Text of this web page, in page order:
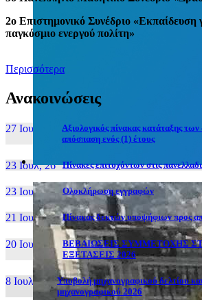
2ο Επιστημονικό Συνέδριο «Εκπαίδευση
παγκόσμιο ενεργού πολίτη»
Περισσότερα
Ανακοινώσεις
27 Ιουν, 26
Αξιολογικός πίνακας κατάταξης
απόσπαση ενός (1) έτους
23 Ιουλ, 26 Πίνακες επιτυχόντων στις
23 Ιουλ, 26 Ολοκλήρωση εγγραφών
21 Ιουλ, 26 Πίνακας δεκτών υποψήφιων προς
20 Ιουλ, 26
ΒΕΒΑΙΩΣΕΙΣ ΣΥΜΜΕΤΟΧΗΣ
ΕΞΕΤΑΣΕΙΣ 2026
8 Ιουλ, 26
Υποβολή μηχανογραφικού δελτίου
μηχανογραφικού 2026